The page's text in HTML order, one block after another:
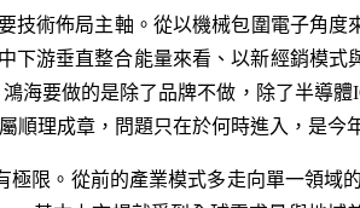
技術佈局主軸。從以機械包圍電子角度
下游垂直整合能量來看、以新經銷模式
海要做的是除了品牌不做，除了半導體
順理成章，問題只在於何時進入，是今
限。從前的產業模式多走向單一領域